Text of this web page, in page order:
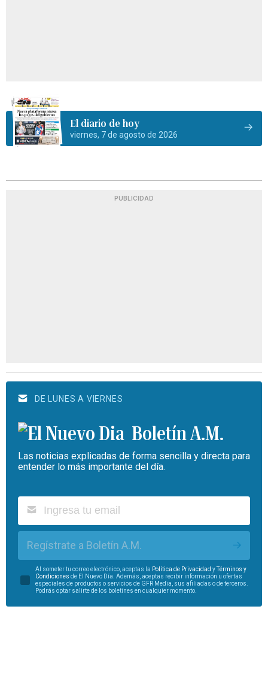
El diario de hoy
viernes, 7 de agosto de 2026
PUBLICIDAD
DE LUNES A VIERNES
Boletín A.M.
Las noticias explicadas de forma sencilla y directa para
entender lo más importante del día.
Regístrate a Boletín A.M.
Al someter tu correo electrónico, aceptas la Política de Privacidad yTérminos y
Condiciones de El Nuevo Día. Además, aceptas recibir información u ofertas
especiales de productos o servicios de GFR Media, sus afiliadas o de terceros.
Podrás optar salirte de los boletines en cualquier momento.